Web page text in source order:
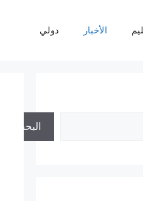
الأخبار دولي
البحث